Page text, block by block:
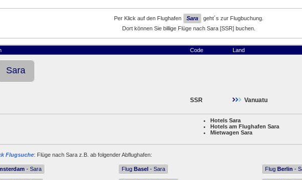
Per Klick auf den Flughafen Sara
geht´s zur Flugbuchung.
Dort können Sie billige Flüge nach Sara [SSR] buchen.
Code Land
Sara
SSR Vanuatu
Hotels Sara
Hotels am Flughafen Sara
Mietwagen Sara
Flugsuche: Flüge nach Sara z.B. ab folgender Abflughafen:
- Sara Flug Basel - Sara Flug Berlin -